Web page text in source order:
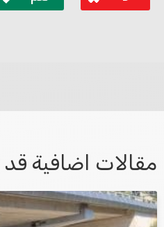
אני מאשר/ת קבלת דיוור
مقالات اضافية قد